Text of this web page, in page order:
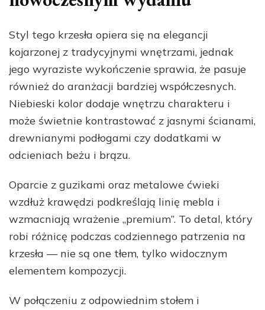
Styl tego krzesła opiera się na elegancji
kojarzonej z tradycyjnymi wnętrzami, jednak
jego wyraziste wykończenie sprawia, że pasuje
również do aranżacji bardziej współczesnych.
Niebieski kolor dodaje wnętrzu charakteru i
może świetnie kontrastować z jasnymi ścianami,
drewnianymi podłogami czy dodatkami w
odcieniach beżu i brązu.
Oparcie z guzikami oraz metalowe ćwieki
wzdłuż krawędzi podkreślają linię mebla i
wzmacniają wrażenie „premium”. To detal, który
robi różnicę podczas codziennego patrzenia na
krzesła — nie są one tłem, tylko widocznym
elementem kompozycji.
W połączeniu z odpowiednim stołem i